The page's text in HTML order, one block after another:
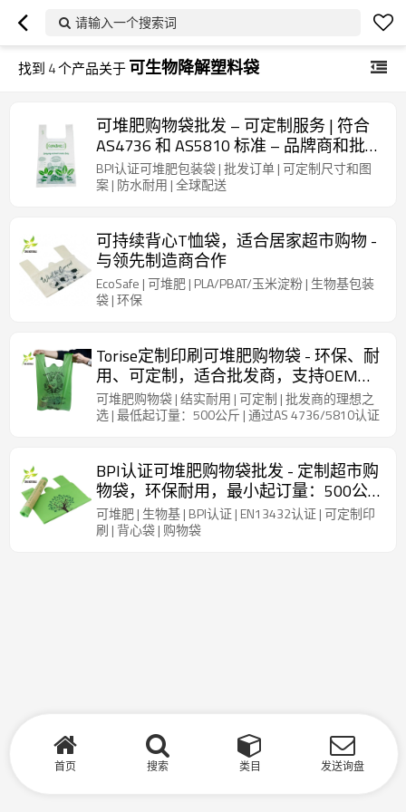
请输入一个搜索词
找到 4个产品关于可生物降解塑料袋
可堆肥购物袋批发 – 可定制服务 | 符合
AS4736 和 AS5810 标准 – 品牌商和批发
商的理想之选
BPI认证可堆肥包装袋 | 批发订单 | 可定制尺寸和图
案 | 防水耐用 | 全球配送
可持续背心T恤袋，适合居家超市购物 -
与领先制造商合作
EcoSafe | 可堆肥 | PLA/PBAT/玉米淀粉 | 生物基包装
袋 | 环保
Torise定制印刷可堆肥购物袋 - 环保、耐
用、可定制，适合批发商，支持OEM和
ODM
可堆肥购物袋 | 结实耐用 | 可定制 | 批发商的理想之
选 | 最低起订量：500公斤 | 通过AS 4736/5810认证
BPI认证可堆肥购物袋批发 - 定制超市购
物袋，环保耐用，最小起订量：500公
斤
可堆肥 | 生物基 | BPI认证 | EN13432认证 | 可定制印
刷 | 背心袋 | 购物袋
首页 搜索 类目 发送询盘